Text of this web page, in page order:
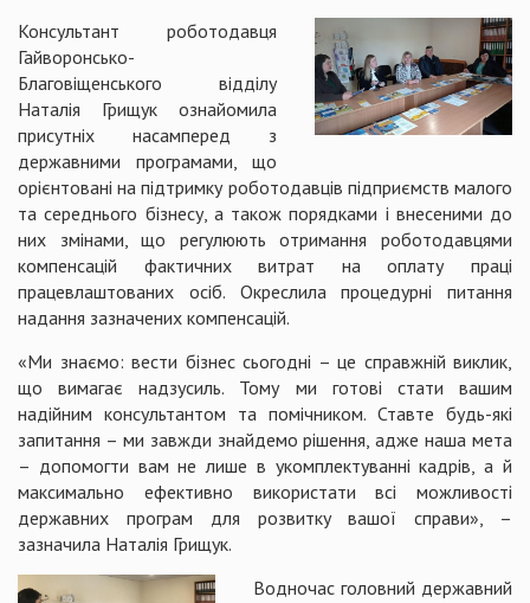
Консультант роботодавця
Гайворонсько-
Благовіщенського відділу
Наталія Грищук ознайомила
присутніх насамперед з
державними програмами, що
орієнтовані на підтримку роботодавців підприємств малого
та середнього бізнесу, а також порядками і внесеними до
них змінами, що регулюють отримання роботодавцями
компенсацій фактичних витрат на оплату праці
працевлаштованих осіб. Окреслила процедурні питання
надання зазначених компенсацій.
«Ми знаємо: вести бізнес сьогодні – це справжній виклик,
що вимагає надзусиль. Тому ми готові стати вашим
надійним консультантом та помічником. Ставте будь-які
запитання – ми завжди знайдемо рішення, адже наша мета
– допомогти вам не лише в укомплектуванні кадрів, а й
максимально ефективно використати всі можливості
державних програм для розвитку вашої справи», –
зазначила Наталія Грищук.
Водночас головний державний